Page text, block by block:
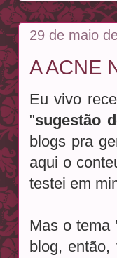
29 de maio
A ACNE
Eu vivo
"sugestão
blogs pra
aqui o
testei em
Mas o tema
blog,